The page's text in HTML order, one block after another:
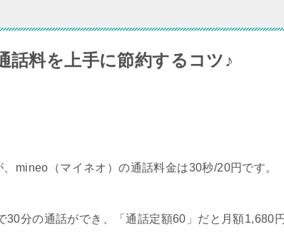
話料を上手に節約するコツ♪
mineo（マイネオ）の通話料金は30秒/20円です。
分の通話ができ、「通話定額60」だと月額1,680円